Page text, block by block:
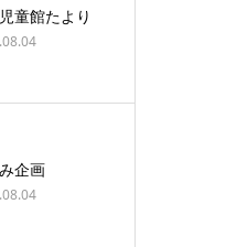
童館たより
企画